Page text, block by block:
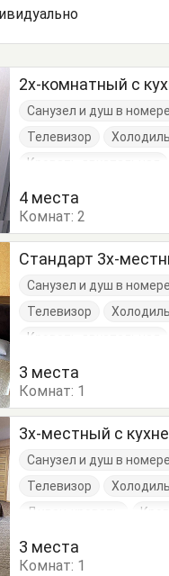
2х-комнатный с
Санузел и душ в номере
Телевизор
Кровать двуспальная
4 места
Комнат:2
Стандарт 3х-
Санузел и душ в номере
Телевизор
Кровать двуспальная
3 места
Комнат: 1
3х-местный с
Санузел и душ в номере
Телевизор
Диван-кровать
3 места
Комнат: 1